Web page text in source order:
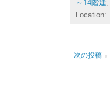
～14階建,
Location:
次の投稿